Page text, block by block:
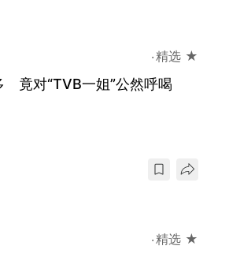
精选 ★
竟对“TVB一姐”公然呼喝
精选 ★